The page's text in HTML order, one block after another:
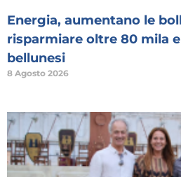
Energia, aumentano le
risparmiare oltre 80 mila
bellunesi
8 Agosto 2026